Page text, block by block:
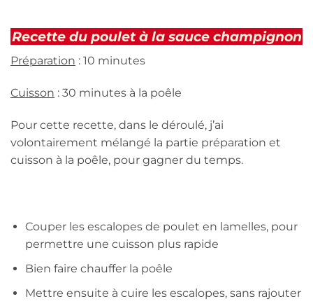
Recette du poulet à la sauce champignon
Préparation : 10 minutes
Cuisson : 30 minutes à la poêle
Pour cette recette, dans le déroulé, j’ai
volontairement mélangé la partie préparation et
cuisson à la poêle, pour gagner du temps.
Couper les escalopes de poulet en lamelles, pour
permettre une cuisson plus rapide
Bien faire chauffer la poêle
Mettre ensuite à cuire les escalopes, sans rajouter